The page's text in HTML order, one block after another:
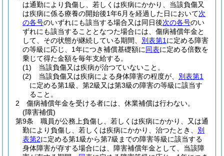
は通勤により負傷し、若しくは疾病にかかり、当該負傷又
は疾病に係る療養の開始後1年6月を経過した日において次
の各号のいずれにも該当する場合又は同日後次の各号のい
ずれにも該当することとなつた場合には、傷病補償年金と
して、その状態が継続している期間、 別表第1 に定める障害
の等級に応じ、1年につき補償基礎額に同表に定める倍数を
乗じて得た金額を毎年支給する。
(1)
当該負傷又は疾病が治つていないこと。
(2)
当該負傷又は疾病による身体障害の程度が、 別表第1
に定める第1級、第2級又は第3級の障害の等級に該当す
ること。
2
傷病補償年金を受ける者には、休業補償は行わない。
(障害補償)
第9条
職員が公務上負傷し、若しくは疾病にかかり、又は通
勤により負傷し、若しくは疾病にかかり、治つたとき、 別
表第2に定める第1級から第7級までの障害等級に該当する
身体障害が存する場合には、障害補償年金として、当該障